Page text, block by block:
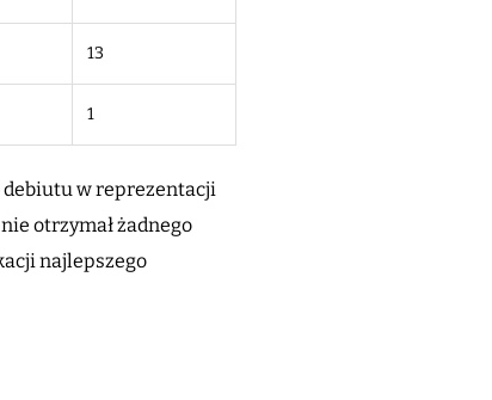
13
1
debiutu w reprezentacji
otrzymał żadnego
najlepszego